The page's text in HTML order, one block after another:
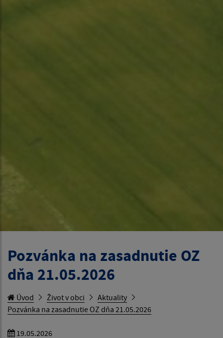
Pozvánka na zasadnutie OZ
dňa 21.05.2026
Úvod Život v obci
Aktuality
Pozvánka na zasadnutie OZ dňa 21.05.2026
19.05.2026